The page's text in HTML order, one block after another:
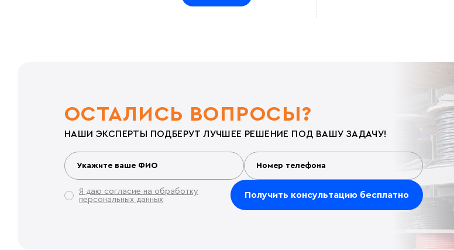
ОСТАЛИСЬ ВОПРОСЫ?
НАШИ ЭКСПЕРТЫ ПОДБЕРУТ ЛУЧШЕЕ РЕШЕНИЕ ПОД ВАШУ ЗАДАЧУ!
Я даю согласие на обработку
персональных данных